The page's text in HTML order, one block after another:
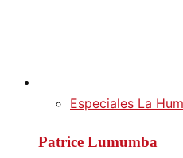
Especiales La
Patrice Lumumba